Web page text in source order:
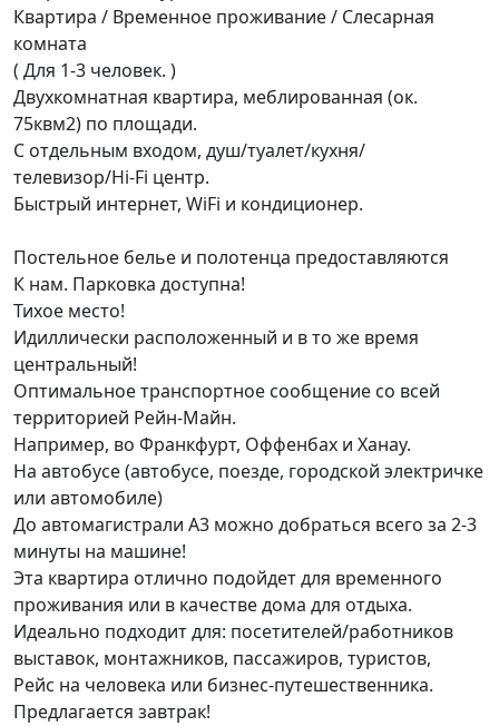
Квартира / Временное проживание / Слесарная
комната
( Для 1-3 человек. )
Двухкомнатная квартира, меблированная (ок.
75квм2) по площади.
С отдельным входом, душ/туалет/кухня/
телевизор/Hi-Fi центр.
Быстрый интернет, WiFi и кондиционер.
Постельное белье и полотенца предоставляются
К нам. Парковка доступна!
Тихое место!
Идиллически расположенный и в то же время
центральный!
Оптимальное транспортное сообщение со всей
территорией Рейн-Майн.
Например, во Франкфурт, Оффенбах и Ханау.
На автобусе (автобусе, поезде, городской электричке
или автомобиле)
До автомагистрали А3 можно добраться всего за 2-3
минуты на машине!
Эта квартира отлично подойдет для временного
проживания или в качестве дома для отдыха.
Идеально подходит для: посетителей/работников
выставок, монтажников, пассажиров, туристов,
Рейс на человека или бизнес-путешественника.
Предлагается завтрак!